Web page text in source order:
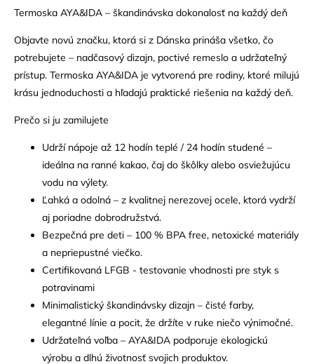
Termoska AYA&IDA – škandinávska dokonalosť na každý deň
Objavte novú značku, ktorá si z Dánska prináša všetko, čo
potrebujete – nadčasový dizajn, poctivé remeslo a udržateľný
prístup. Termoska AYA&IDA je vytvorená pre rodiny, ktoré milujú
krásu jednoduchosti a hľadajú praktické riešenia na každý deň.
Prečo si ju zamilujete
Udrží nápoje až 12 hodín teplé / 24 hodín studené –
ideálna na ranné kakao, čaj do škôlky alebo osviežujúcu
vodu na výlety.
Ľahká a odolná – z kvalitnej nerezovej ocele, ktorá vydrží
aj poriadne dobrodružstvá.
Bezpečná pre deti – 100 % BPA free, netoxické materiály
a nepriepustné viečko.
Certifikovaná LFGB - testovanie vhodnosti pre styk s
potravinami
Minimalistický škandinávsky dizajn – čisté farby,
elegantné línie a pocit, že držíte v ruke niečo výnimočné.
Udržateľná voľba – AYA&IDA podporuje ekologickú
výrobu a dlhú životnosť svojich produktov.